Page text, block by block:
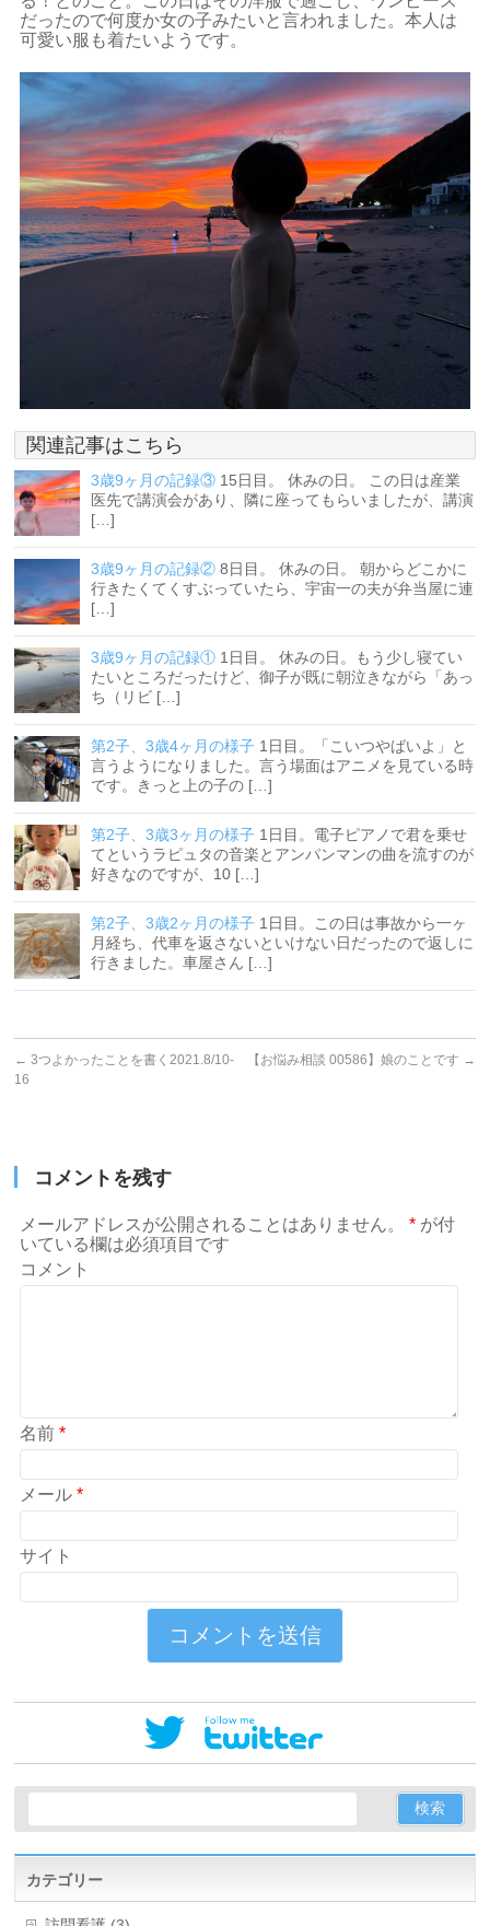
だったので何度か女の子みたいと言われました。本人は
可愛い服も着たいようです。
関連記事はこちら
3歳9ヶ月の記録③ 15日目。 休みの日。 この日は産業
医先で講演会があり、隣に座ってもらいましたが、講演
[…]
3歳9ヶ月の記録② 8日目。 休みの日。 朝からどこかに
行きたくてくすぶっていたら、宇宙一の夫が弁当屋に連
[…]
3歳9ヶ月の記録① 1日目。 休みの日。もう少し寝てい
たいところだったけど、御子が既に朝泣きながら「あっ
ち（リビ […]
第2子、3歳4ヶ月の様子 1日目。「こいつやばいよ」と
言うようになりました。言う場面はアニメを見ている時
です。きっと上の子の […]
第2子、3歳3ヶ月の様子 1日目。電子ピアノで君を乗せ
てというラピュタの音楽とアンパンマンの曲を流すのが
好きなのですが、10 […]
第2子、3歳2ヶ月の様子 1日目。この日は事故から一ヶ
月経ち、代車を返さないといけない日だったので返しに
行きました。車屋さん […]
← 3つよかったことを書く2021.8/10-
16
【お悩み相談 00586】娘のことです →
コメントを残す
メールアドレスが公開されることはありません。 * が付
いている欄は必須項目です
コメント
名前*
メール*
サイト
カテゴリー